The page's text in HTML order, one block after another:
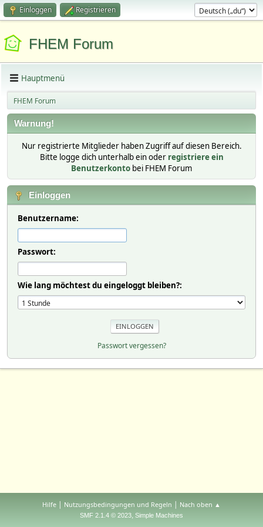
Einloggen Registrieren
FHEM Forum
Hauptmenü
FHEM Forum
Warnung!
Nur registrierte Mitglieder haben Zugriff auf diesen Bereich.
Bitte logge dich unterhalb ein oder registriere ein
Benutzerkonto bei FHEM Forum
Einloggen
Benutzername:
Passwort:
Wie lang möchtest du eingeloggt bleiben?:
Passwort vergessen?
Hilfe | Nutzungsbedingungen und Regeln | Nach oben ▲
SMF 2.1.4 © 2023, Simple Machines